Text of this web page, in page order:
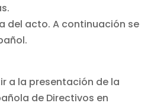
del acto. A continuación se
a la presentación de la
de Directivos en